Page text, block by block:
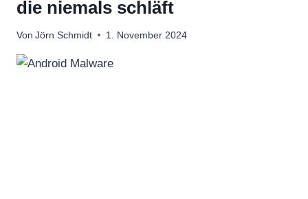
die niemals schläft
Von Jörn Schmidt 1. November 2024